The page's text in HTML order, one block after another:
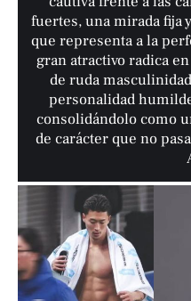
fuertes, una mirada fija
que representa a la
gran atractivo radica
de ruda
personalidad
consolidándolo como
de carácter que no